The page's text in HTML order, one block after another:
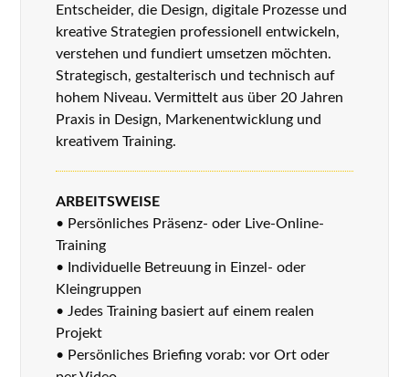
Entscheider, die Design, digitale Prozesse und
kreative Strategien professionell entwickeln,
verstehen und fundiert umsetzen möchten.
Strategisch, gestalterisch und technisch auf
hohem Niveau. Vermittelt aus über 20 Jahren
Praxis in Design, Markenentwicklung und
kreativem Training.
ARBEITSWEISE
• Persönliches Präsenz- oder Live-Online-
Training
• Individuelle Betreuung in Einzel- oder
Kleingruppen
• Jedes Training basiert auf einem realen
Projekt
• Persönliches Briefing vorab: vor Ort oder